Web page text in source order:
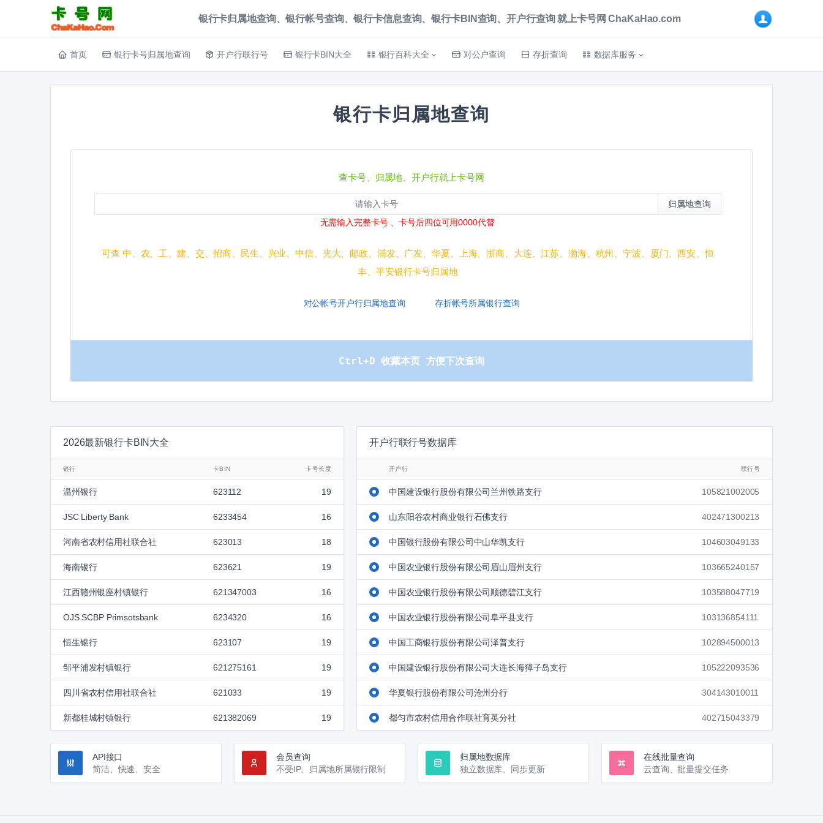
银行卡归属地查询、银行帐号查询、银行卡信息查询、银行卡BIN查询、开户行查询 就上卡号网 ChaKaHao.com
首页 银行卡号归属地查询 开户行联行号 银行卡BIN大全 银行百科大全 对公户查询 存折查询 数据库服务
银行卡归属地查询
查卡号、归属地、开户行就上卡号网
归属地查询
无需输入完整卡号 、卡号后四位可用0000代替
可查 中、农、工、建、交、招商、民生、兴业、中信、光大、邮政、浦发、广发、华夏、上海、浙商、大连、江苏、渤海、杭州、宁波、厦门、西安、恒
丰、平安银行卡号归属地
对公帐号开户行归属地查询 存折帐号所属银行查询
Ctrl+D 收藏本页 方便下次查询
2026最新银行卡BIN大全
银行 卡BIN 卡号长度
温州银行 623112 19
JSC Liberty Bank 6233454 16
河南省农村信用社联合社 623013 18
海南银行 623621 19
江西赣州银座村镇银行 621347003 16
OJS SCBP Primsotsbank 6234320 16
恒生银行 623107 19
邹平浦发村镇银行 621275161 19
四川省农村信用社联合社 621033 19
新都桂城村镇银行 621382069 19
开户行联行号数据库
开户行 联行号
中国建设银行股份有限公司兰州铁路支行 105821002005
山东阳谷农村商业银行石佛支行 402471300213
中国银行股份有限公司中山华凯支行 104603049133
中国农业银行股份有限公司眉山眉州支行 103665240157
中国农业银行股份有限公司顺德碧江支行 103588047719
中国农业银行股份有限公司阜平县支行 103136854111
中国工商银行股份有限公司泽普支行 102894500013
中国建设银行股份有限公司大连长海獐子岛支行 105222093536
华夏银行股份有限公司沧州分行 304143010011
都匀市农村信用合作联社育英分社 402715043379
API接口
简洁、快速、安全
会员查询
不受IP、归属地所属银行限制
归属地数据库
独立数据库、同步更新
在线批量查询
云查询、批量提交任务